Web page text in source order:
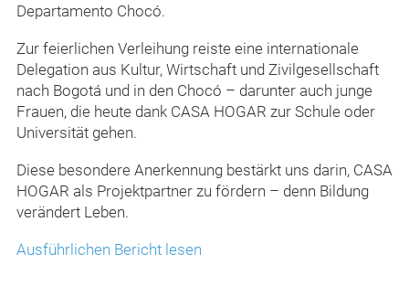
Departamento Chocó.
Zur feierlichen Verleihung reiste eine internationale
Delegation aus Kultur, Wirtschaft und Zivilgesellschaft
nach Bogotá und in den Chocó – darunter auch junge
Frauen, die heute dank CASA HOGAR zur Schule oder
Universität gehen.
Diese besondere Anerkennung bestärkt uns darin, CASA
HOGAR als Projektpartner zu fördern – denn Bildung
verändert Leben.
Ausführlichen Bericht lesen